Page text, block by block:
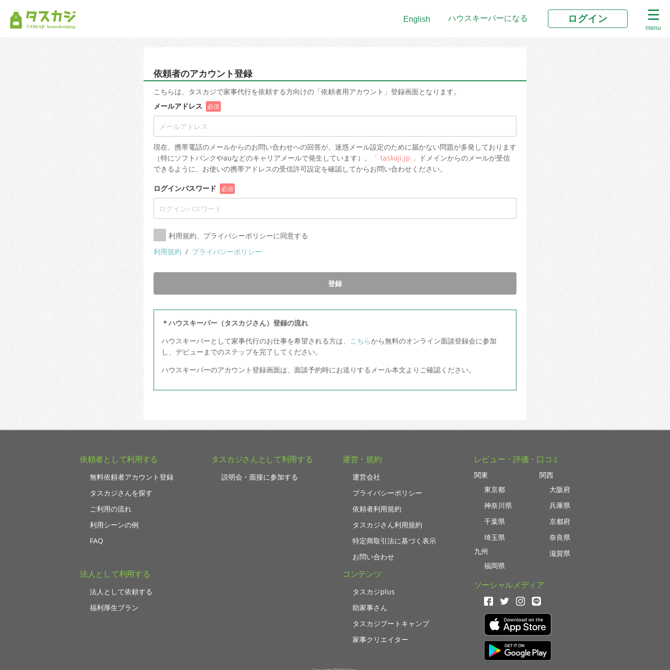
English ハウスキーパーになる ログイン
menu
依頼者のアカウント登録
こちらは、タスカジで家事代行を依頼する方向けの「依頼者用アカウント」登録画面となります。
メールアドレス
必須
現在、携帯電話のメールからのお問い合わせへの回答が、迷惑メール設定のために届かない問題が多発しております
（特にソフトバンクやauなどのキャリアメールで発生しています）。
「 taskaji.jp 」
ドメインからのメールが受信
できるように、お使いの携帯アドレスの受信許可設定を確認してからお問い合わせください。
ログインパスワード 必須
利用規約、プライバシーポリシーに同意する
利用規約 / プライバシーポリシー
登録
＊ハウスキーパー（タスカジさん）登録の流れ
ハウスキーパーとして家事代行のお仕事を希望される方は、
こちらから無料のオンライン面談登録会に参加
し、デビューまでのステップを完了してください。
ハウスキーパーのアカウント登録画面は、面談予約時にお送りするメール本文よりご確認ください。
依頼者として利用する
無料依頼者アカウント登録
タスカジさんを探す
ご利用の流れ
利用シーンの例
FAQ
法人として利用する
法人として依頼する
福利厚生プラン
タスカジさんとして利用する
説明会・面接に参加する
運営・規約
運営会社
プライバシーポリシー
依頼者利用規約
タスカジさん利用規約
特定商取引法に基づく表示
お問い合わせ
コンテンツ
タスカジplus
助家事さん
タスカジブートキャンプ
家事クリエイター
レビュー・評価・口コミ
関東
東京都
神奈川県
千葉県
埼玉県
九州
福岡県
関西
大阪府
兵庫県
京都府
奈良県
滋賀県
ソーシャルメディア